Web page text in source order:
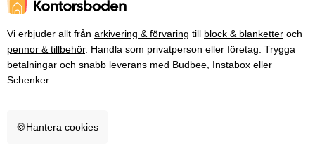
Vi erbjuder allt från arkivering & förvaring till block & blanketter och
pennor & tillbehör. Handla som privatperson eller företag. Trygga
betalningar och snabb leverans med Budbee, Instabox eller
Schenker.
🍪Hantera cookies